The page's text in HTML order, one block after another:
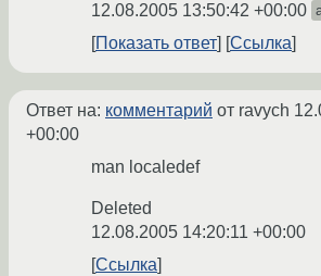
12.08.2005 13:50:42 +00:00
Показать ответ Ссылка
Ответ на: комментарий от ravych
+00:00
man localedef
Deleted
12.08.2005 14:20:11 +00:00
Ссылка